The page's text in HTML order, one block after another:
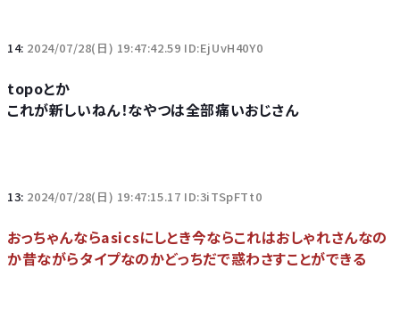
14: 2024/07/28(日) 19:47:42.59 ID:EjUvH40Y0
topoとか
これが新しいねん！なやつは全部痛いおじさん
13: 2024/07/28(日) 19:47:15.17 ID:3iTSpFTt0
おっちゃんならasicsにしとき今ならこれはおしゃれさんなの
か昔ながらタイプなのかどっちだで惑わさすことができる